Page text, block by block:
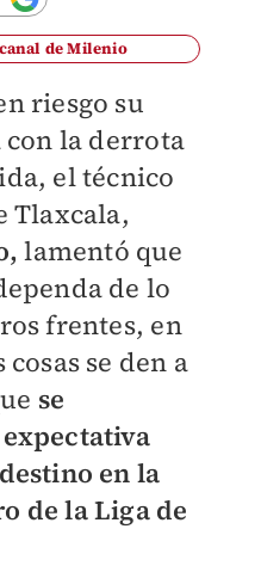
de Milenio
riesgo su
con la derrota
el técnico
Tlaxcala,
lamentó que
de lo
frentes, en
se den a
se
en la
de la Liga de